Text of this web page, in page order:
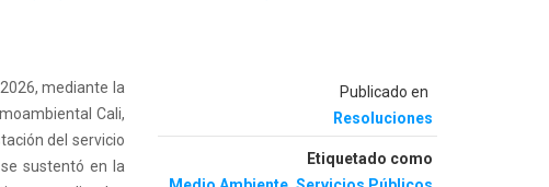
Publicado en
Resoluciones
Etiquetado como
mediante la
Cali,
del servicio
sustentó en la